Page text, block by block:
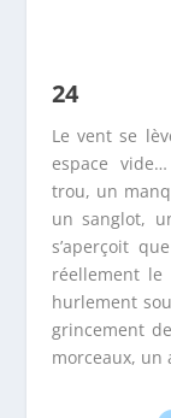
24
Le vent se
espace
trou, un
un sanglot,
s’aperçoit
réellement
hurlement
grincement
morceaux, un